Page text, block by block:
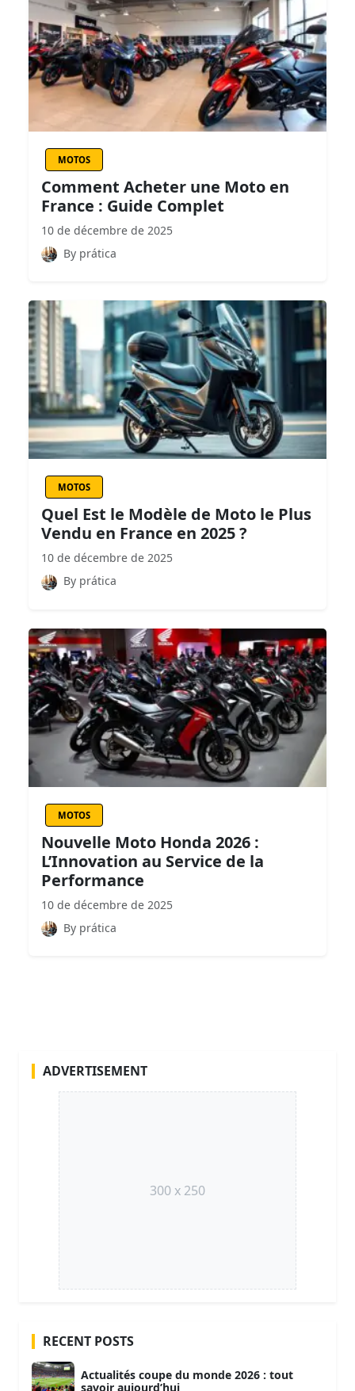
MOTOS
Comment Acheter une Moto en
France : Guide Complet
10 de décembre de 2025
By prática
MOTOS
Quel Est le Modèle de Moto le Plus
Vendu en France en 2025 ?
10 de décembre de 2025
By prática
MOTOS
Nouvelle Moto Honda 2026 :
L’Innovation au Service de la
Performance
10 de décembre de 2025
By prática
ADVERTISEMENT
300 x 250
RECENT POSTS
Actualités coupe du monde 2026 : tout
savoir aujourd’hui